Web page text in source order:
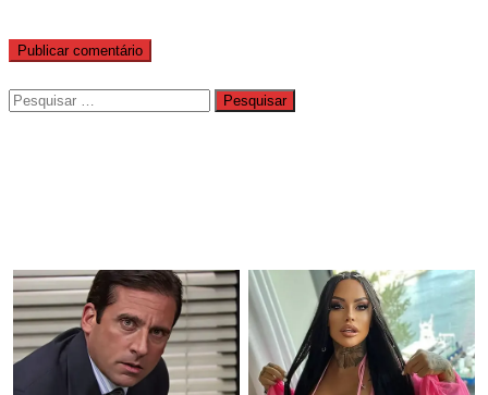
Pesquisar
por: